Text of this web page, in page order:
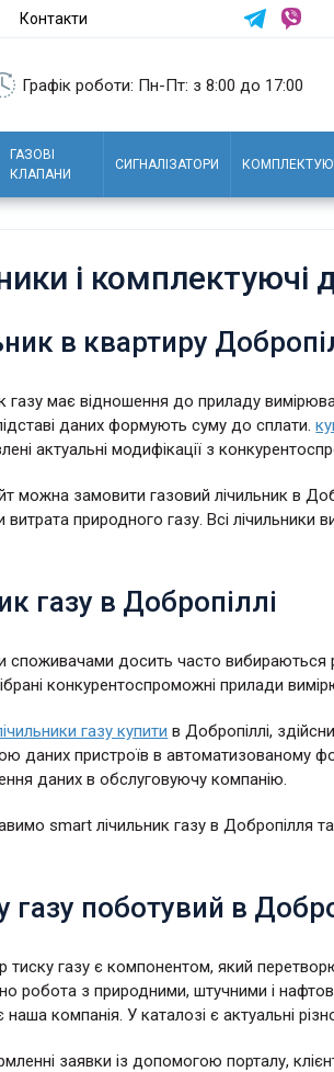
Контакти
Графік роботи: Пн-Пт: з 8:00 до 17:00
ГАЗОВІ
КЛАПАНИ
СИГНАЛІЗАТОРИ
і комплектуючі
в квартиру
газу має відношення до приладу
даних формують суму до сплати.
актуальні модифікації з
можна замовити газовий лічильник в
витрата природного газу. Всі лічильники
газу в Добропіллі
споживачами досить часто вибираються
конкурентоспроможні прилади
газу купити в Добропіллі,
даних пристроїв в автоматизованому
даних в обслуговуючу компанію.
smart лічильник газу в Добропілля та
газу поботувий в
тиску газу є компонентом, який
робота з природними, штучними і
наша компанія. У каталозі є актуальні
заявки із допомогою порталу,